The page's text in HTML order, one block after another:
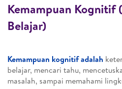
Kemampuan Kognitif
Belajar)
Kemampuan kognitif adalah
belajar, mencari tahu,
masalah, sampai memahami